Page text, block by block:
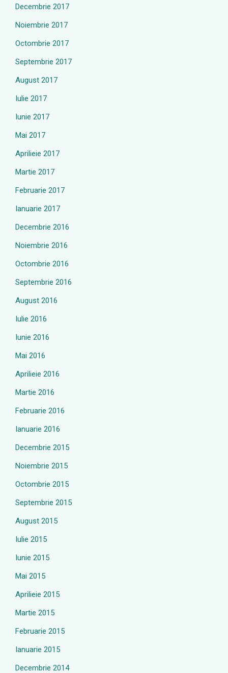
Decembrie 2017
Noiembrie 2017
Octombrie 2017
Septembrie 2017
August 2017
Iulie 2017
Iunie 2017
Mai 2017
Aprilieie 2017
Martie 2017
Februarie 2017
Ianuarie 2017
Decembrie 2016
Noiembrie 2016
Octombrie 2016
Septembrie 2016
August 2016
Iulie 2016
Iunie 2016
Mai 2016
Aprilieie 2016
Martie 2016
Februarie 2016
Ianuarie 2016
Decembrie 2015
Noiembrie 2015
Octombrie 2015
Septembrie 2015
August 2015
Iulie 2015
Iunie 2015
Mai 2015
Aprilieie 2015
Martie 2015
Februarie 2015
Ianuarie 2015
Decembrie 2014